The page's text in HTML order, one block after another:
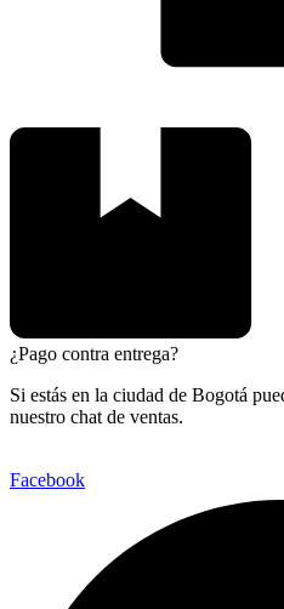
¿Pago contra entrega?
Si estás en la ciudad de Bogotá
nuestro chat de ventas.
Facebook